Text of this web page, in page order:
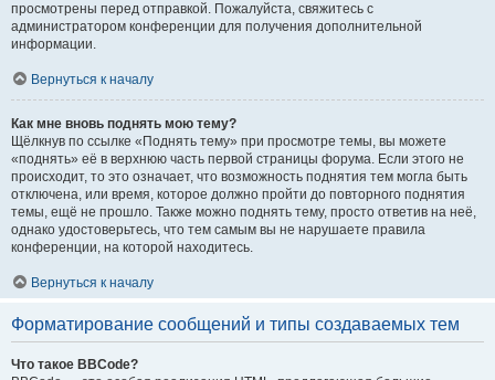
просмотрены перед отправкой. Пожалуйста, свяжитесь с
администратором конференции для получения дополнительной
информации.
Вернуться к началу
Как мне вновь поднять мою тему?
Щёлкнув по ссылке «Поднять тему» при просмотре темы, вы можете
«поднять» её в верхнюю часть первой страницы форума. Если этого не
происходит, то это означает, что возможность поднятия тем могла быть
отключена, или время, которое должно пройти до повторного поднятия
темы, ещё не прошло. Также можно поднять тему, просто ответив на неё,
однако удостоверьтесь, что тем самым вы не нарушаете правила
конференции, на которой находитесь.
Вернуться к началу
Форматирование сообщений и типы создаваемых тем
Что такое BBCode?